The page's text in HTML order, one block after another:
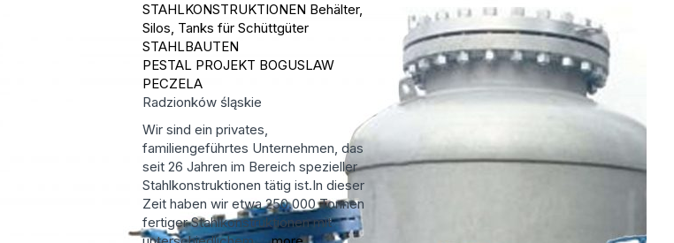
STAHLKONSTRUKTIONEN Behälter,
Silos, Tanks für Schüttgüter
STAHLBAUTEN
PESTAL PROJEKT BOGUSLAW
PECZELA
Radzionków śląskie
Wir sind ein privates,
familiengeführtes Unternehmen, das
seit 26 Jahren im Bereich spezieller
Stahlkonstruktionen tätig ist.In dieser
Zeit haben wir etwa 250.000 Tonnen
fertiger Stahlkonstruktionen mit